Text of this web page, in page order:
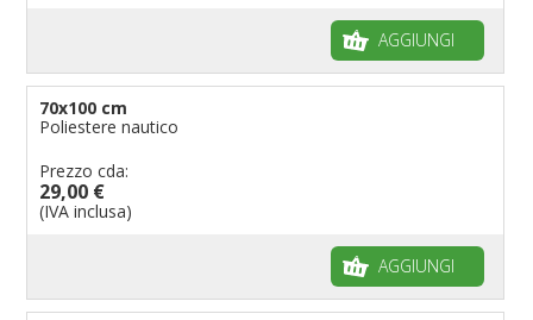
AGGIUNGI
70x100 cm
Poliestere nautico
Prezzo cda:
29,00 €
(IVA inclusa)
AGGIUNGI